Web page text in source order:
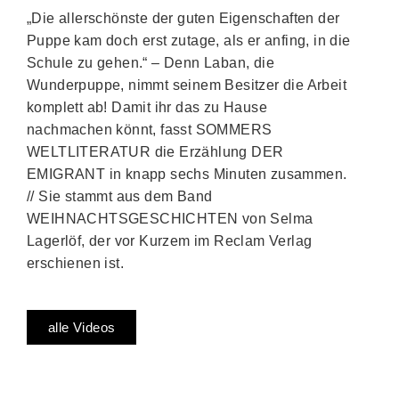
„Die allerschönste der guten Eigenschaften der
Puppe kam doch erst zutage, als er anfing, in die
Schule zu gehen.“ – Denn Laban, die
Wunderpuppe, nimmt seinem Besitzer die Arbeit
komplett ab! Damit ihr das zu Hause
nachmachen könnt, fasst SOMMERS
WELTLITERATUR die Erzählung DER
EMIGRANT in knapp sechs Minuten zusammen.
// Sie stammt aus dem Band
WEIHNACHTSGESCHICHTEN von Selma
Lagerlöf, der vor Kurzem im Reclam Verlag
erschienen ist.
alle Videos